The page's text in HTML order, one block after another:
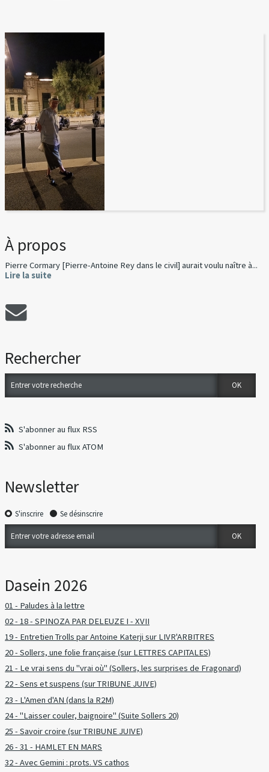
À propos
Pierre Cormary [Pierre-Antoine Rey dans le civil] aurait voulu naître à...
Lire la suite
Rechercher
S'abonner au flux RSS
S'abonner au flux ATOM
Newsletter
S'inscrire Se désinscrire
Dasein 2026
01 - Paludes à la lettre
02 - 18 - SPINOZA PAR DELEUZE I - XVII
19 - Entretien Trolls par Antoine Katerji sur LIVR'ARBITRES
20 - Sollers, une folie française (sur LETTRES CAPITALES)
21 - Le vrai sens du "vrai où" (Sollers, les surprises de Fragonard)
22 - Sens et suspens (sur TRIBUNE JUIVE)
23 - L'Amen d'AN (dans la R2M)
24 - "Laisser couler, baignoire" (Suite Sollers 20)
25 - Savoir croire (sur TRIBUNE JUIVE)
26 - 31 - HAMLET EN MARS
32 - Avec Gemini : prots. VS cathos